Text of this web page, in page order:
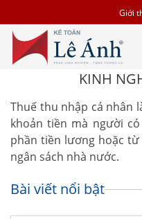
Giới
KINH
Thuế thu nhập cá nhân
khoản tiền mà người
phần tiền lương hoặc
ngân sách nhà nước.
Bài viết nổi bật